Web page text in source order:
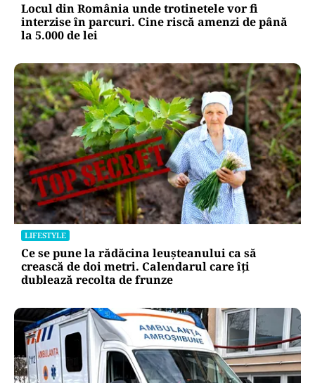
Locul din România unde trotinetele vor fi
interzise în parcuri. Cine riscă amenzi de până
la 5.000 de lei
LIFESTYLE
Ce se pune la rădăcina leușteanului ca să
crească de doi metri. Calendarul care îți
dublează recolta de frunze